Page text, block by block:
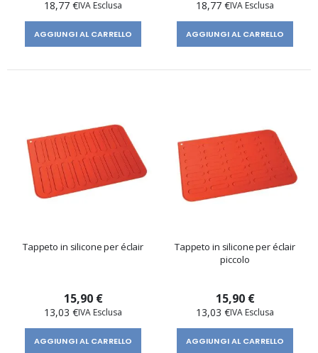
18,77 €
AGGIUNGI AL CARRELLO
18,77 €
AGGIUNGI AL CARRELLO
Tappeto in silicone per éclair
15,90 €
13,03 €
AGGIUNGI AL CARRELLO
Tappeto in silicone per éclair
piccolo
15,90 €
13,03 €
AGGIUNGI AL CARRELLO